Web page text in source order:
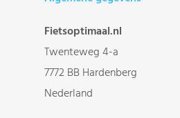
Fietsoptimaal.nl
Twenteweg 4-a
7772 BB Hardenberg
Nederland